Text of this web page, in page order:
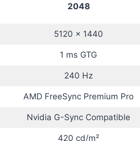
2048
5120 x 1440
1 ms GTG
240 Hz
AMD FreeSync Premium Pro
Nvidia G-Sync Compatible
420 cd/m²